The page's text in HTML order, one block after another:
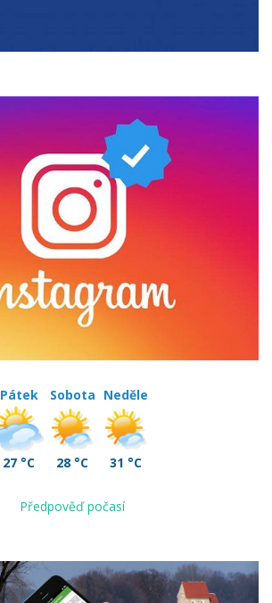
Pátek
27 °C
Sobota
28 °C
Neděle
31 °C
Předpověď počasí